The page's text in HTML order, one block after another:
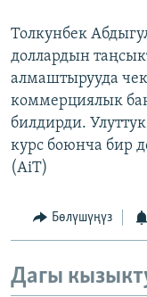
Толкунбек
доллардын
алмаштырууда
коммерциялык
билдирди.
курс боюнча бир
(AiT)
Бөлүшүңүз
Дагы